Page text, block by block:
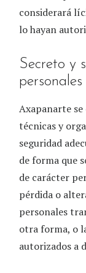
considerará
lo hayan
Secreto y
personales
Axapanarte
técnicas y
seguridad
de forma que
de carácter
pérdida o
personales
otra forma, o
autorizados a